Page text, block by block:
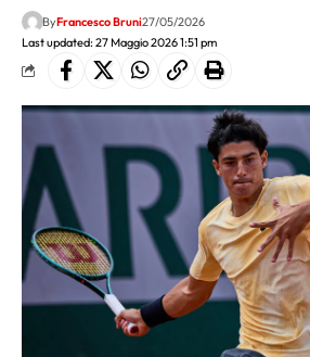
Last updated: 27 Maggio 2026 1:51 pm
ByFrancesco Bruni27/05/2026